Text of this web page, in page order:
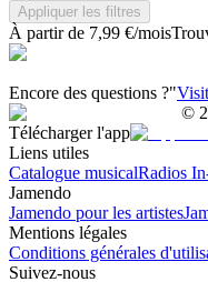
Appliquer les filtres
À partir de 7,99 €/mois
Encore des questions ?"
©
Télécharger l'app
Liens utiles
Catalogue musicalRadios
Jamendo
Jamendo pour les artistes
Mentions légales
Conditions générales
Suivez-nous